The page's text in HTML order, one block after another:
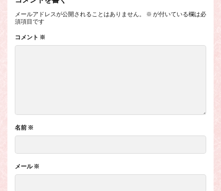
メールアドレスが公開されることはありません。 ※ が付いている欄は必
須項目です
コメント ※
名前 ※
メール※